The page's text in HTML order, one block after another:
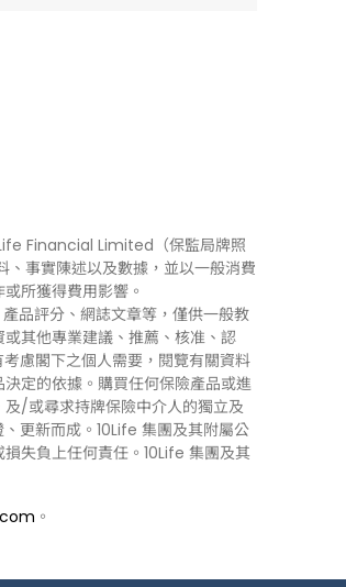
Financial Limited（保監局牌照
、事實陳述以及數據，並以一般消費
所獲得費用影響。
品評分、網誌文章等，僅供一般教
其他專業建議、推薦、核准、認
慮閣下之個人需要，閱覽有關資料
定的依據。購買任何保險產品或進
/或尋求持牌保險中介人的獨立及
更新而成。10Life 集團及其附屬公
失負上任何責任。10Life 集團及其
。